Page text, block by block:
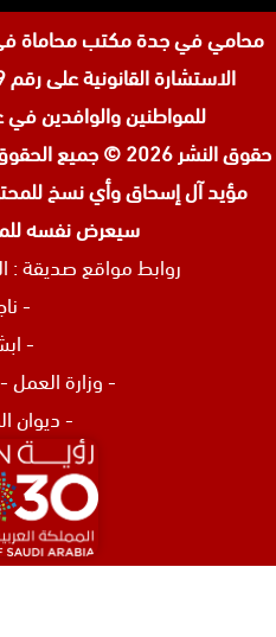
محامي في جدةمكتب محاماة
للمواطنين والوافدين في
حقوق النشر 2026 © جميع الحقوق محفوظة لدى
مؤيد آل إسحاق وأي نسخ
سيعرض نفسه
روابط مواقع صديقة :
-
-
-وزارة العمل-
-ديوان